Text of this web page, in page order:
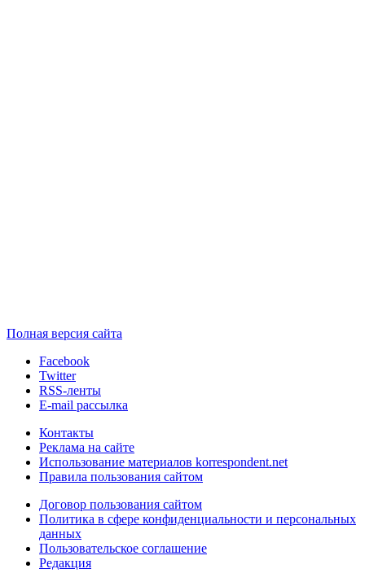
Полная версия сайта
Facebook
Twitter
RSS-ленты
E-mail рассылка
Контакты
Реклама на сайте
Использование материалов korrespondent.net
Правила пользования сайтом
Договор пользования сайтом
Политика в сфере конфиденциальности и персональных
данных
Пользовательское соглашение
Редакция